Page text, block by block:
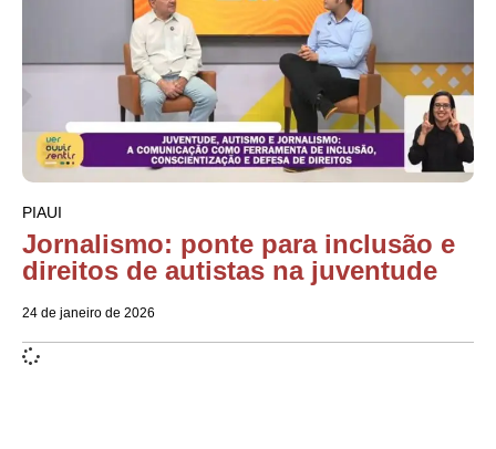
PIAUI
Jornalismo: ponte para inclusão e
direitos de autistas na juventude
24 de janeiro de 2026